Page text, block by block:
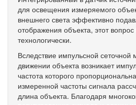
для освещения измеряемого
внешнего света эффективно
отображения объекта, этот
технологически.
Вследствие импульсной сеточной
движении объекта возникает
частота которого
измеренной частоты сигнала
длина объекта. Благодаря